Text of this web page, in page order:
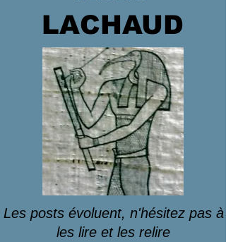
LACHAUD
Les posts évoluent, n'hésitez pas à
les lire et les relire